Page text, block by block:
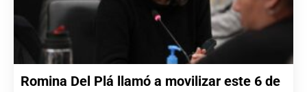
Romina Del Plá llamó a movilizar este 6 de